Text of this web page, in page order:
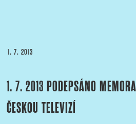
PUBLIKOVÁNO
1. 7. 2013
1. 7. 2013 PODEPSÁNO
ČESKOU TELEVIZÍ